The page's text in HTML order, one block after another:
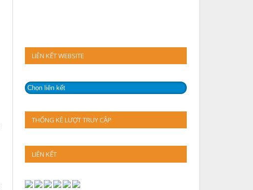
LIÊN KẾT WEBSITE
THỐNG KÊ LƯỢT TRUY CẬP
LIÊN KẾT